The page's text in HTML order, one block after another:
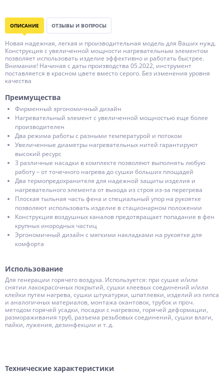
ОПИСАНИЕ ОТЗЫВЫ И ВОПРОСЫ
Новая надежная, легкая и производительная модель для Ваших нужд.
Конструкция с увеличенной мощности нагревательным элементом
позволяет использовать изделие эффективно и работать быстрее.
Внимание! Начиная с даты производства 05.2022, инструмент
поставляется в красном цвете вместо серого. Без изменения уровня
качества
Преимущества
Фирменный эргономичный дизайн
Нагревательный элемент с увеличенной мощностью еще более
производителен
Два режима работы с разными температурой и потоком
Увеличенные диаметры нагревательных нитей гарантируют
высокий ресурс
3 различные насадки в комплекте позволяют выполнять любую
работу – от точечного нагрева до сушки больших площадей
Два термопредохранителя для надежной защиты изделия и
нагревательного элемента от выхода из строя из-за перегрева
Плоская тыльная часть фена и специальный упор на рукоятке
позволяют использовать изделие в стационарном положении
Конструкция воздушных каналов предотвращает попадание в фен
крупных инородных частиц
Эргономичный дизайн с мягкими накладками на рукоятке для
комфорта
Использование
Для генерации горячего воздуха. Используется: при сушке и/или
снятии лакокрасочных покрытий, сушки клеевых соединений и/или
клейки путем нагрева, сушки штукатурки, шпатлевки, изделий из гипса
и аналогичных материалов, монтажа окантовок, трубок и проч.
методом горячей усадки, посадки с нагревом, горячей деформации,
размораживания труб, разъема резьбовых соединений, сушки влаги,
пайки, лужения, дезинфекции и т. д.
Технические характеристики